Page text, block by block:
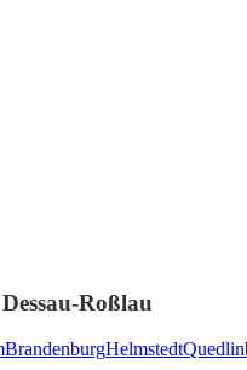
Roßlau
BrandenburgHelmstedt